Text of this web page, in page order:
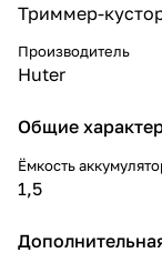
Триммер-
Производитель
Huter
Общие
Ёмкость
1,5